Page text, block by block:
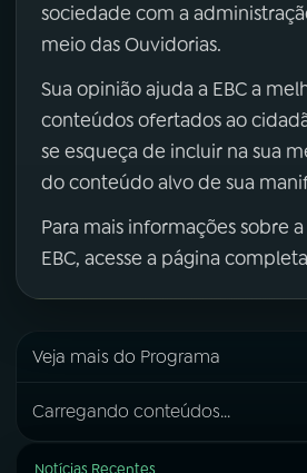
sociedade com a
meio das Ouvidorias.
Sua opinião ajuda a EBC a
conteúdos ofertados ao
se esqueça de incluir na sua
do conteúdo alvo de sua
Para mais informações sobre
EBC, acesse a página completa
Veja mais do Programa
Carregando conteúdos...
Notícias Recentes